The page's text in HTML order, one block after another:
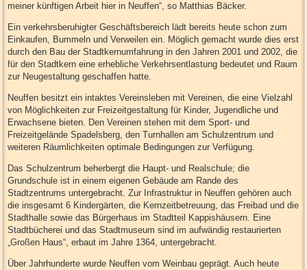
meiner künftigen Arbeit hier in Neuffen“, so Matthias Bäcker.
Ein verkehrsberuhigter Geschäftsbereich lädt bereits heute schon zum
Einkaufen, Bummeln und Verweilen ein. Möglich gemacht wurde dies erst
durch den Bau der Stadtkernumfahrung in den Jahren 2001 und 2002, die
für den Stadtkern eine erhebliche Verkehrsentlastung bedeutet und Raum
zur Neugestaltung geschaffen hatte.
Neuffen besitzt ein intaktes Vereinsleben mit Vereinen, die eine Vielzahl
von Möglichkeiten zur Freizeitgestaltung für Kinder, Jugendliche und
Erwachsene bieten. Den Vereinen stehen mit dem Sport- und
Freizeitgelände Spadelsberg, den Turnhallen am Schulzentrum und
weiteren Räumlichkeiten optimale Bedingungen zur Verfügung.
Das Schulzentrum beherbergt die Haupt- und Realschule; die
Grundschule ist in einem eigenen Gebäude am Rande des
Stadtzentrums untergebracht. Zur Infrastruktur in Neuffen gehören auch
die insgesamt 6 Kindergärten, die Kernzeitbetreuung, das Freibad und die
Stadthalle sowie das Bürgerhaus im Stadtteil Kappishäusern. Eine
Stadtbücherei und das Stadtmuseum sind im aufwändig restaurierten
„Großen Haus“, erbaut im Jahre 1364, untergebracht.
Über Jahrhunderte wurde Neuffen vom Weinbau geprägt. Auch heute